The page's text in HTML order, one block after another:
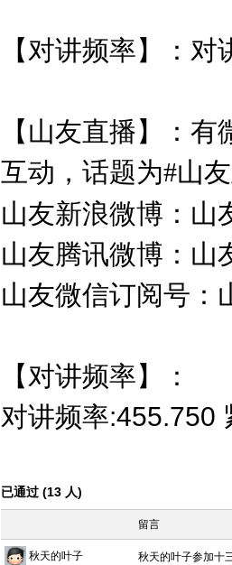
【对讲频率】：对
【山友直播】：
互动，话题为#山
山友新浪微博：山
山友腾讯微博：山
山友微信订阅号：
【对讲频率】：
对讲频率:455.750
已通过 (13 人)
留言
秋天的叶子 秋天的叶子参加十